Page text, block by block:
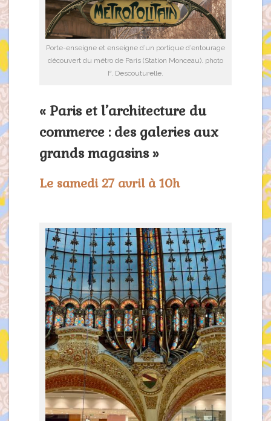
Porte-enseigne et enseigne d’un portique d’entourage
découvert du métro de Paris (Station Monceau). photo
F. Descouturelle.
« Paris et l’architecture du
commerce : des galeries aux
grands magasins »
Le samedi 27 avril à 10h